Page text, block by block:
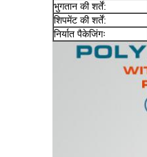
भुगतान की शर्तें:
शिपमेंट की शर्तें:
निर्यात पैकेजिंगः